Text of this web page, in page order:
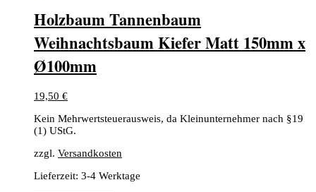
Holzbaum Tannenbaum
Weihnachtsbaum Kiefer Matt 150mm x
Ø100mm
19,50 €
Kein Mehrwertsteuerausweis, da Kleinunternehmer nach §19
(1) UStG.
zzgl. Versandkosten
Lieferzeit: 3-4 Werktage